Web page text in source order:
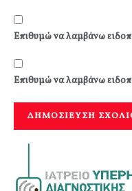
Επιθυμώ να λαμβάνω
Επιθυμώ να λαμβάνω